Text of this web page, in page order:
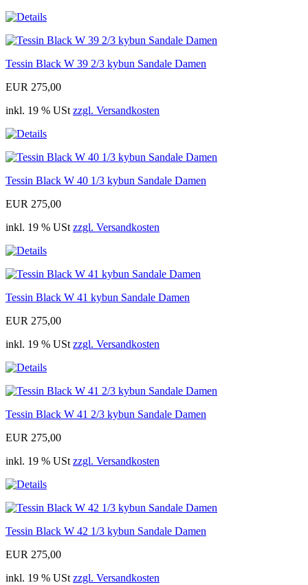
Tessin Black W 39 2/3 kybun Sandale Damen
EUR 275,00
inkl. 19 % USt zzgl. Versandkosten
Tessin Black W 40 1/3 kybun Sandale Damen
EUR 275,00
inkl. 19 % USt zzgl. Versandkosten
Tessin Black W 41 kybun Sandale Damen
EUR 275,00
inkl. 19 % USt zzgl. Versandkosten
Tessin Black W 41 2/3 kybun Sandale Damen
EUR 275,00
inkl. 19 % USt zzgl. Versandkosten
Tessin Black W 42 1/3 kybun Sandale Damen
EUR 275,00
inkl. 19 % USt zzgl. Versandkosten